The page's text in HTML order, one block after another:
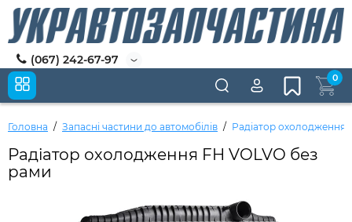
(067) 242-67-97
0
Головна Запасні частини до автомобілів Радіатор охолодження
Радіатор охолодження FH VOLVO без
рами